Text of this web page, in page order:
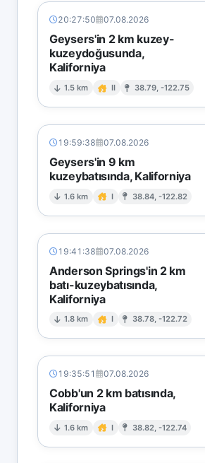
20:27:50 07.08.2026
Geysers'in 2 km kuzey-
kuzeydoğusunda,
Kaliforniya
1.5 km II 38.79, -122.75
19:59:38 07.08.2026
Geysers'in 9 km
kuzeybatısında, Kaliforniya
1.6 km I 38.84, -122.82
19:41:38 07.08.2026
Anderson Springs'in 2 km
batı-kuzeybatısında,
Kaliforniya
1.8 km I 38.78, -122.72
19:35:51 07.08.2026
Cobb'un 2 km batısında,
Kaliforniya
1.6 km I 38.82, -122.74